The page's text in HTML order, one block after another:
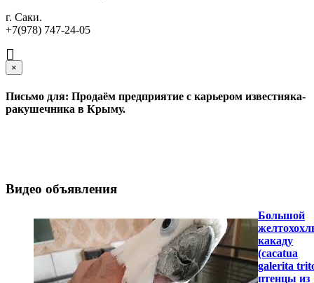
г. Саки.
+7(978) 747-24-05
×
Письмо для: Продаём предприятие с карьером известняка-
ракушечника в Крыму.
Видео объявления
Большой
какаду
(cacatua
galerita
птенцы из